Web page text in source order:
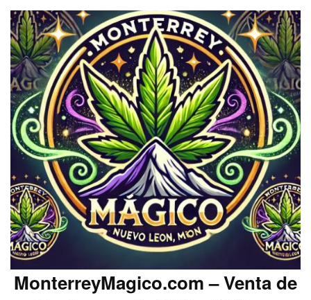
MonterreyMagico.com – Venta de